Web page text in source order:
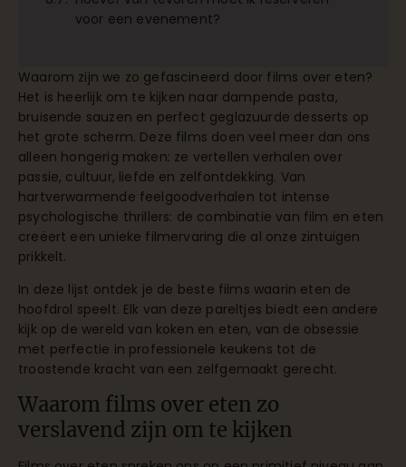
Waarom zijn we zo gefascineerd door films over eten?
Het is heerlijk om te kijken naar dampende pasta,
bruisende sauzen en perfect geglazuurde desserts op
het grote scherm. Deze films doen veel meer dan ons
alleen hongerig maken: ze vertellen verhalen over
passie, cultuur, liefde en zelfontdekking. Van
hartverwarmende feelgoodverhalen tot intense
psychologische thrillers: de combinatie van film en eten
creëert een unieke filmervaring die al onze zintuigen
prikkelt.
In deze lijst ontdek je de beste films waarin eten de
hoofdrol speelt. Elk van deze pareltjes biedt een andere
kijk op de wereld van koken en eten, van de obsessie
met perfectie in professionele keukens tot de
troostende kracht van een zelfgemaakt gerecht.
Waarom films over eten zo
verslavend zijn om te kijken
voor een evenement?